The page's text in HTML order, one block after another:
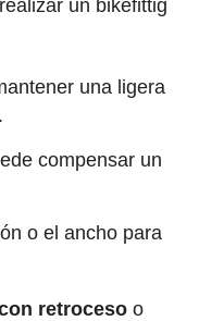
un bikefittig
una ligera
compensar un
o el ancho para
retrocesoo